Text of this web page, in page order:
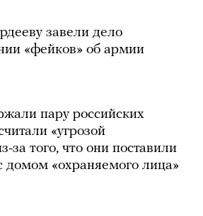
завели дело
«фейков» об армии
пару российских
«угрозой
за того, что они поставили
домом «охраняемого лица»